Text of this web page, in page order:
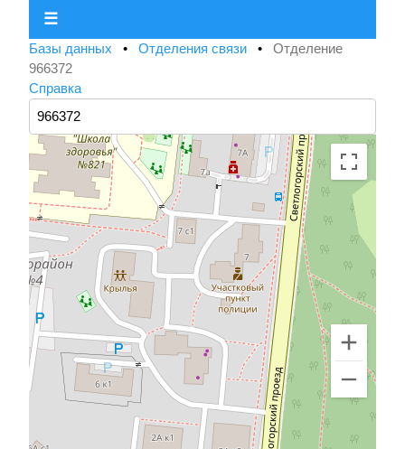
☰
Базы данных • Отделения связи • Отделение
966372
Справка